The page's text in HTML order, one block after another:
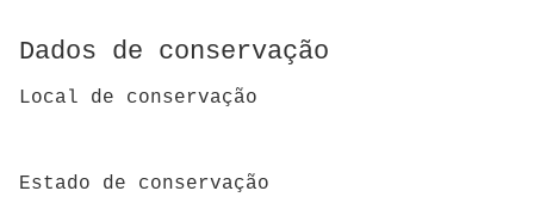
Dados de conservação
Local de conservação
Estado de conservação